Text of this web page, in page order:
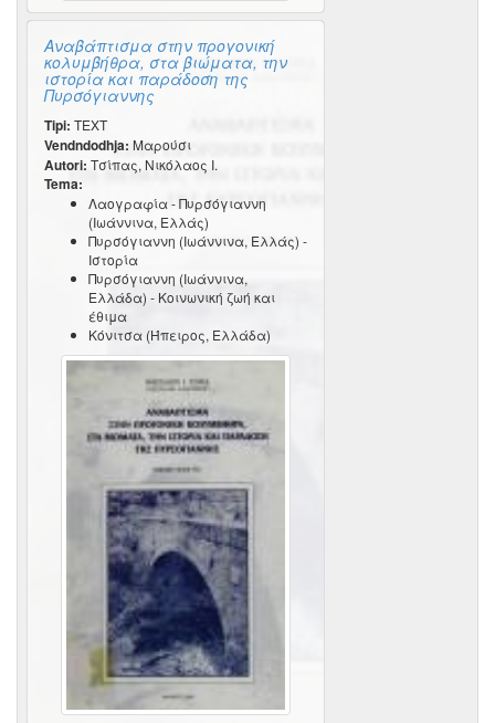
Αναβάπτισμα στην προγονική
κολυμβήθρα, στα βιώματα, την
ιστορία και παράδοση της
Πυρσόγιαννης
Tipi: TEXT
Vendndodhja: Μαρούσι
Autori: Τσίπας, Νικόλαος Ι.
Tema:
Λαογραφία - Πυρσόγιαννη
(Ιωάννινα, Ελλάς)
Πυρσόγιαννη (Ιωάννινα, Ελλάς) -
Ιστορία
Πυρσόγιαννη (Ιωάννινα,
Ελλάδα) - Κοινωνική ζωή και
έθιμα
Κόνιτσα (Ήπειρος, Ελλάδα)